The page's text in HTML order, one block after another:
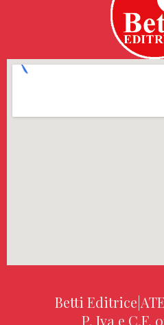
Betti Editrice|
P. Iva e C.F.